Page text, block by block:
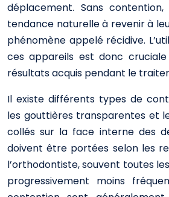
déplacement. Sans
tendance naturelle à revenir à
phénomène appelé récidive.
ces appareils est donc
résultats acquis pendant le
Il existe différents types de
les gouttières transparentes et
collés sur la face interne des
doivent être portées selon les
l’orthodontiste, souvent toutes
progressivement moins